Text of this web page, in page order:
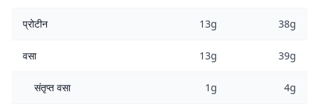
प्रोटीन 13g 38g
वसा 13g 39g
संतृप्त वसा 1g 4g